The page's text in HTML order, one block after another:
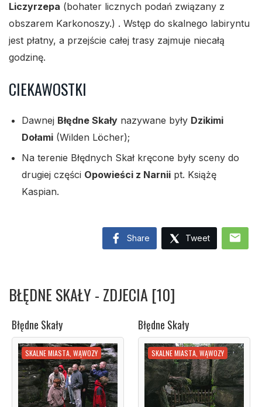
Liczyrzepa (bohater licznych podań związany z
obszarem Karkonoszy.) . Wstęp do skalnego labiryntu
jest płatny, a przejście całej trasy zajmuje niecałą
godzinę.
CIEKAWOSTKI
Dawnej Błędne Skały nazywane były Dzikimi
Dołami (Wilden Löcher);
Na terenie Błędnych Skał kręcone były sceny do
drugiej części Opowieści z Narnii pt. Książę
Kaspian.
Share Tweet mail
BŁĘDNE SKAŁY - ZDJECIA [10]
Błędne Skały
SKALNE MIASTA, WĄWOZY
Błędne Skały
SKALNE MIASTA, WĄWOZY